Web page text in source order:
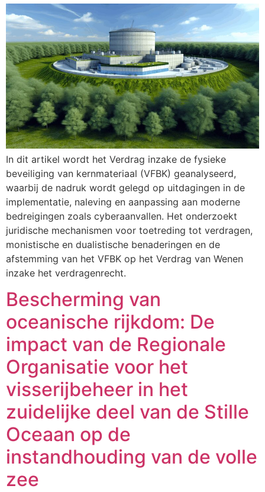
In dit artikel wordt het Verdrag inzake de fysieke
beveiliging van kernmateriaal (VFBK) geanalyseerd,
waarbij de nadruk wordt gelegd op uitdagingen in de
implementatie, naleving en aanpassing aan moderne
bedreigingen zoals cyberaanvallen. Het onderzoekt
juridische mechanismen voor toetreding tot verdragen,
monistische en dualistische benaderingen en de
afstemming van het VFBK op het Verdrag van Wenen
inzake het verdragenrecht.
Bescherming van
oceanische rijkdom: De
impact van de Regionale
Organisatie voor het
visserijbeheer in het
zuidelijke deel van de Stille
Oceaan op de
instandhouding van de volle
zee